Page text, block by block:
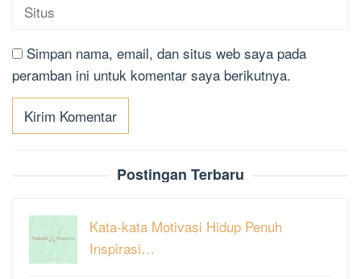
Simpan nama, email, dan situs web saya pada
peramban ini untuk komentar saya berikutnya.
Postingan Terbaru
Kata-kata Motivasi Hidup Penuh
Inspirasi…